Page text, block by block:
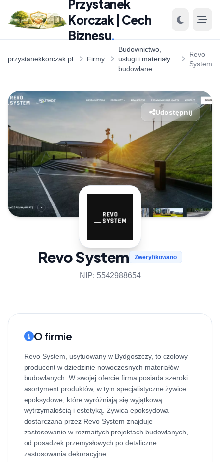
Przystanek
Korczak | Cech
Biznesu.
przystanekkorczak.pl Firmy
Budownictwo,
usługi i materiały
budowlane
Revo
System
Udostępnij
Revo System Zweryfikowano
NIP: 5542988654
O firmie
Revo System, usytuowany w Bydgoszczy, to czołowy
producent w dziedzinie nowoczesnych materiałów
budowlanych. W swojej ofercie firma posiada szeroki
asortyment produktów, w tym specjalistyczne żywice
epoksydowe, które wyróżniają się wyjątkową
wytrzymałością i estetyką. Żywica epoksydowa
dostarczana przez Revo System znajduje
zastosowanie w rozmaitych projektach budowlanych,
od posadzek przemysłowych po detaliczne
zastosowania dekoracyjne.